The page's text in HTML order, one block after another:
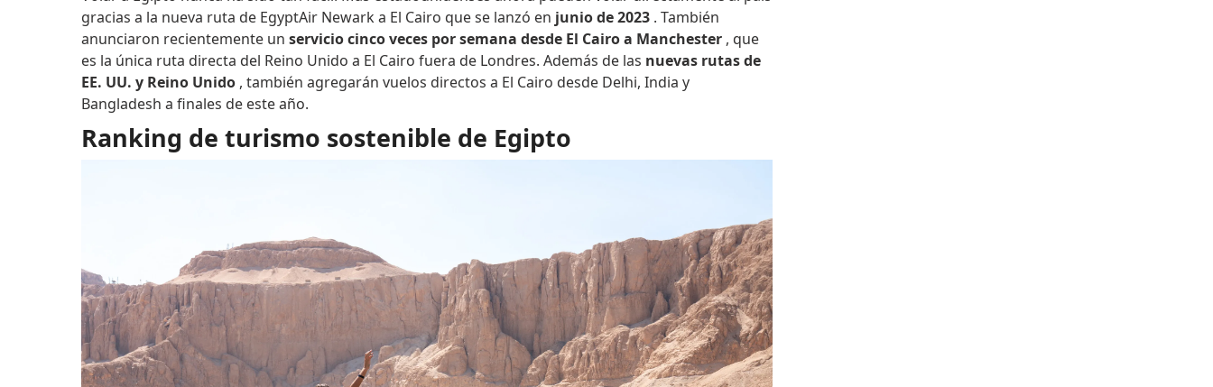
gracias a la nueva ruta de EgyptAir Newark a El Cairo que se lanzó en junio de 2023 . También
anunciaron recientemente un servicio cinco veces por semana desde El Cairo a Manchester , que
es la única ruta directa del Reino Unido a El Cairo fuera de Londres. Además de las nuevas rutas de
EE. UU. y Reino Unido , también agregarán vuelos directos a El Cairo desde Delhi, India y
Bangladesh a finales de este año.
Ranking de turismo sostenible de Egipto